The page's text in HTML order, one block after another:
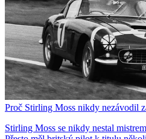
Proč Stirling Moss nikdy nezávodil
Stirling Moss se nikdy nestal